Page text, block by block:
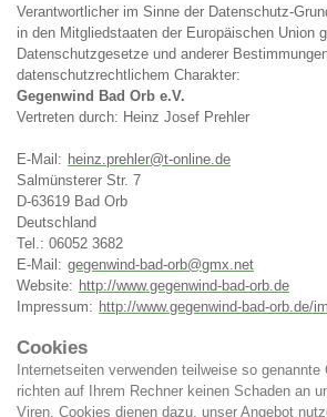
Verantwortlicher im Sinne der Datenschutz-
in den Mitgliedstaaten der Europäischen Union
Datenschutzgesetze und anderer
datenschutzrechtlichem Charakter:
Gegenwind Bad Orb e.V.
Vertreten durch: Heinz Josef Prehler
E-Mail: heinz.prehler@t-online.de
Salmünsterer Str. 7
D-63619 Bad Orb
Deutschland
Tel.: 06052 3682
E-Mail: gegenwind-bad-orb@gmx.net
Website: http://www.gegenwind-bad-orb.de
Impressum: http://www.gegenwind-bad-orb.de/
Cookies
Internetseiten verwenden teilweise so genannte
richten auf Ihrem Rechner keinen Schaden an
Viren. Cookies dienen dazu, unser Angebot